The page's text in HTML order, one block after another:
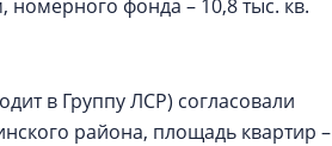
номерного фонда – 10,8 тыс. кв.
в Группу ЛСР) согласовали
района, площадь квартир –